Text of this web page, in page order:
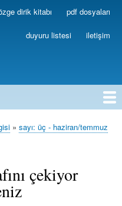
dirik kitabı pdf dosyaları
duyuru listesi iletişim
sayı: üç - haziran/temmuz
çekiyor